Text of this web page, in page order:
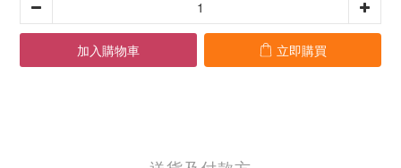
加入購物車 立即購買